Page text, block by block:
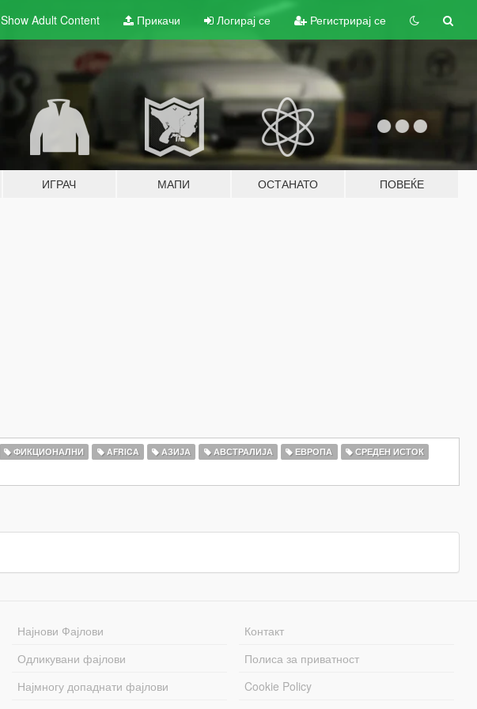
Show Adult Content Прикачи Логирај се Регистрирај се
ИГРАЧ МАПИ ОСТАНАТО ПОВЕЌЕ
ФИКЦИОНАЛНИ AFRICA АЗИЈА АВСТРАЛИЈА ЕВРОПА
СРЕДЕН ИСТОК
Најнови Фајлови
Одликувани фајлови
Најмногу допаднати фајлови
Контакт
Полиса за приватност
Cookie Policy